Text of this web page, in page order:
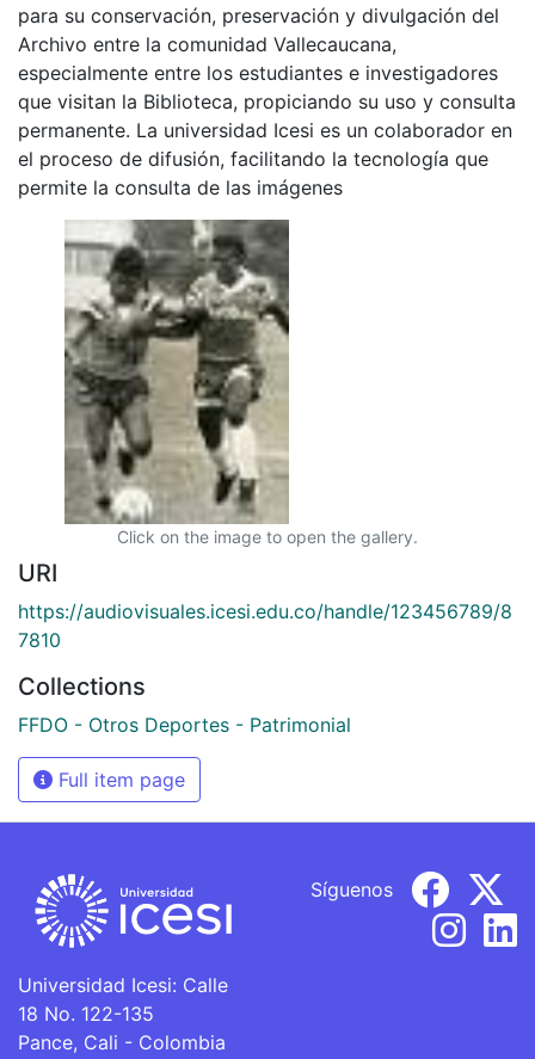
para su conservación, preservación y divulgación del
Archivo entre la comunidad Vallecaucana,
especialmente entre los estudiantes e investigadores
que visitan la Biblioteca, propiciando su uso y consulta
permanente. La universidad Icesi es un colaborador en
el proceso de difusión, facilitando la tecnología que
permite la consulta de las imágenes
Click on the image to open the gallery.
URI
https://audiovisuales.icesi.edu.co/handle/123456789/8
7810
Collections
FFDO - Otros Deportes - Patrimonial
Full item page
Universidad Icesi: Calle
18 No. 122-135
Pance, Cali - Colombia
Síguenos